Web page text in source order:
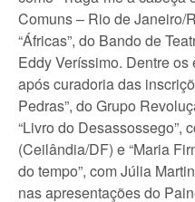
Comuns – Rio de Janeiro/
“Áfricas”, do Bando de
Eddy Veríssimo. Dentre
após curadoria das
Pedras”, do Grupo
“Livro do Desassossego”,
(Ceilândia/DF) e “Maria
do tempo”, com Júlia
nas apresentações do